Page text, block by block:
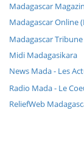
Madagascar
Madagascar Online
Madagascar Tribune
Midi Madagasikara
News Mada - Les
Radio Mada - Le
ReliefWeb